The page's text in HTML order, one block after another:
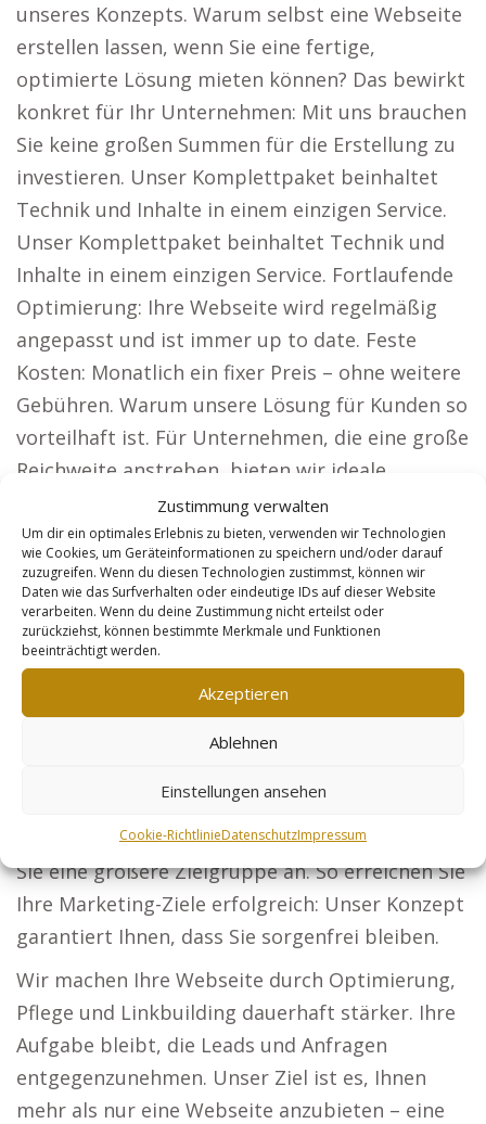
Zustimmung verwalten
Um dir ein optimales Erlebnis zu bieten, verwenden wir Technologien
wie Cookies, um Geräteinformationen zu speichern und/oder darauf
zuzugreifen. Wenn du diesen Technologien zustimmst, können wir
Daten wie das Surfverhalten oder eindeutige IDs auf dieser Website
verarbeiten. Wenn du deine Zustimmung nicht erteilst oder
zurückziehst, können bestimmte Merkmale und Funktionen
beeinträchtigt werden.
Akzeptieren
Ablehnen
Einstellungen ansehen
Cookie-RichtlinieDatenschutzImpressum
unseres Konzepts. Warum selbst eine Webseite
erstellen lassen, wenn Sie eine fertige,
optimierte Lösung mieten können? Das bewirkt
konkret für Ihr Unternehmen: Mit uns brauchen
Sie keine großen Summen für die Erstellung zu
investieren. Unser Komplettpaket beinhaltet
Technik und Inhalte in einem einzigen Service.
Unser Komplettpaket beinhaltet Technik und
Inhalte in einem einzigen Service. Fortlaufende
Optimierung: Ihre Webseite wird regelmäßig
angepasst und ist immer up to date. Feste
Kosten: Monatlich ein fixer Preis – ohne weitere
Gebühren. Warum unsere Lösung für Kunden so
vorteilhaft ist. Für Unternehmen, die eine große
Reichweite anstreben, bieten wir ideale
Webseiten, wie etwa: Rechtsanwälte: Werden
Sie in ganz Deutschland gefunden und erreichen
Sie neue Mandantengruppen. Architekten:
Zeigen Sie Ihre Bauprojekte und sichern Sie sich
neue Kunden.
Steuerberater: Unternehmen und
Privatpersonen sollen von Ihren Leistungen
erfahren. Sicherheitsdienste: Werden Sie zur
Unternehmen und Veranstaltungen. Online-
Händler: Passen Sie Ihre Artikel an und ziehen
Sie eine größere Zielgruppe an. So erreichen Sie
Ihre Marketing-Ziele erfolgreich: Unser Konzept
garantiert Ihnen, dass Sie sorgenfrei bleiben.
Wir machen Ihre Webseite durch Optimierung,
Pflege und Linkbuilding dauerhaft stärker. Ihre
Aufgabe bleibt, die Leads und Anfragen
entgegenzunehmen. Unser Ziel ist es, Ihnen
mehr als nur eine Webseite anzubieten – eine